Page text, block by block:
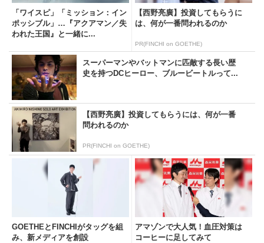
「ワイスピ」「ミッション：イン
ポッシブル」…『アクアマン／失
われた王国』と一緒に...
【西野亮廣】投資してもらうに
は、何が一番問われるのか
PR(FINCHI on GOETHE)
スーパーマンやバットマンに匹敵する長い歴
史を持つDCヒーロー、ブルービートルって...
【西野亮廣】投資してもらうには、何が一番
問われるのか
PR(FINCHI on GOETHE)
GOETHEとFINCHIがタッグを組
み、新メディアを創設
アマゾンで大人気！血圧対策は
コーヒーに足してみて